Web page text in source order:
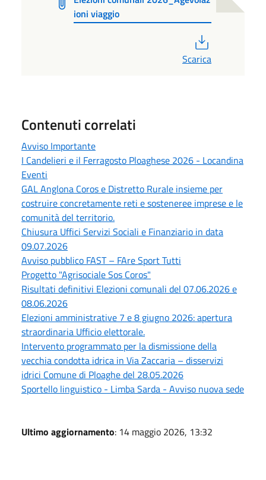
ioni viaggio
Scarica
Contenuti correlati
Avviso Importante
I Candelieri e il Ferragosto Ploaghese 2026 - Locandina
Eventi
GAL Anglona Coros e Distretto Rurale insieme per
costruire concretamente reti e sosteneree imprese e le
comunità del territorio.
Chiusura Uffici Servizi Sociali e Finanziario in data
09.07.2026
Avviso pubblico FAST – FAre Sport Tutti
Progetto "Agrisociale Sos Coros"
Risultati definitivi Elezioni comunali del 07.06.2026 e
08.06.2026
Elezioni amministrative 7 e 8 giugno 2026: apertura
straordinaria Ufficio elettorale.
Intervento programmato per la dismissione della
vecchia condotta idrica in Via Zaccaria – disservizi
idrici Comune di Ploaghe del 28.05.2026
Sportello linguistico - Limba Sarda - Avviso nuova sede
Ultimo aggiornamento: 14 maggio 2026, 13:32